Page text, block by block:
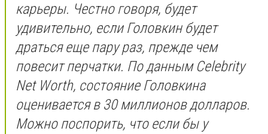
карьеры. Честно говоря, будет
удивительно, если Головкин будет
драться еще пару раз, прежде чем
повесит перчатки. По данным Celebrity
Net Worth, состояние Головкина
оценивается в 30 миллионов долларов.
Можно поспорить, что если бы у